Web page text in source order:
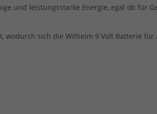
und leistungsstarke Energie, egal ob für
wodurch sich die Wilhelm 9 Volt Batterie für